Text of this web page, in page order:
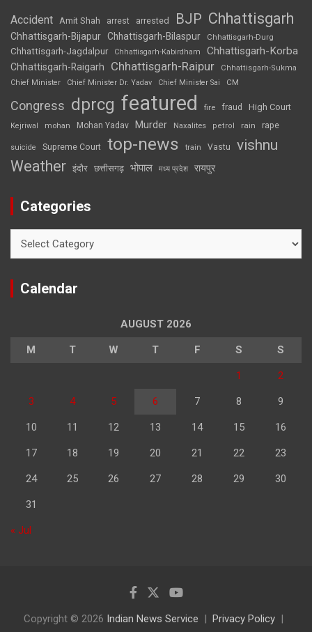
Accident Amit Shah arrest arrested BJP Chhattisgarh
Chhattisgarh-Bijapur Chhattisgarh-Bilaspur Chhattisgarh-Durg
Chhattisgarh-Jagdalpur Chhattisgarh-Kabirdham Chhattisgarh-Korba
Chhattisgarh-Raigarh Chhattisgarh-Raipur
Chhattisgarh-Sukma
Chief Minister
Chief Minister Dr. Yadav Chief Minister Sai CM
Congress dprcg featured fire fraud High Court
Kejriwal mohan Mohan Yadav Murder Naxalites petrol rain rape
suicide Supreme Court top-news train Vastu vishnu
Weather इंदौर छत्तीसगढ़ भोपाल मध्य प्रदेश रायपुर
Categories
Calendar
AUGUST 2026
M T W T F S S
1 2
3 4 5 6 7 8 9
10 11 12 13 14 15 16
17 18 19 20 21 22 23
24 25 26 27 28 29 30
31
« Jul
Copyright © 2026 Indian News Service
Privacy Policy